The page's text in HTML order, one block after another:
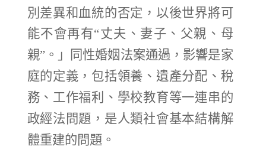
別差異和血統的否定，以後世界將可
能不會再有“丈夫、妻子、父親、母
親”。 」同性婚姻法案通過，影響是家
庭的定義，包括領養、遺產分配、稅
務、工作福利、學校教育等一連串的
政經法問題，是人類社會基本結構解
體重建的問題。